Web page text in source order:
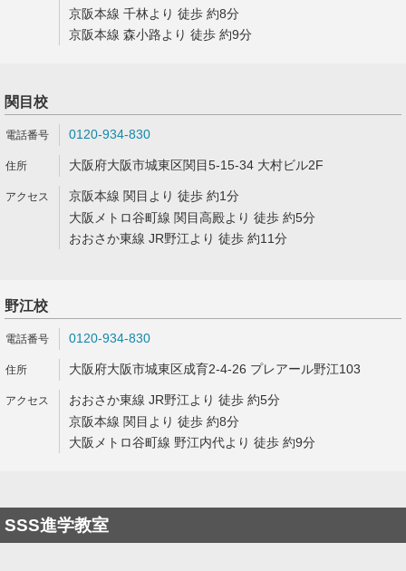
京阪本線 千林より 徒歩 約8分
京阪本線 森小路より 徒歩 約9分
関目校
0120-934-830
大阪府大阪市城東区関目5-15-34 大村ビル2F
京阪本線 関目より 徒歩 約1分
大阪メトロ谷町線 関目高殿より 徒歩 約5分
おおさか東線 JR野江より 徒歩 約11分
野江校
0120-934-830
大阪府大阪市城東区成育2-4-26 プレアール野江103
おおさか東線 JR野江より 徒歩 約5分
京阪本線 関目より 徒歩 約8分
大阪メトロ谷町線 野江内代より 徒歩 約9分
SSS進学教室